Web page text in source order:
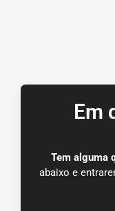
Em
Tem alguma
abaixo e